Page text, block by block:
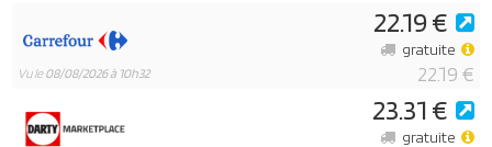
Vu le08/08/2026 à 10h32
22.19 €
22.19 €
gratuite
23.31 €
gratuite